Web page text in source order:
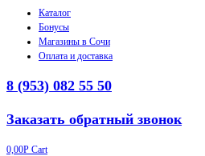
Каталог
Бонусы
Магазины в Сочи
Оплата и доставка
8 (953) 082 55 50
Заказать обратный звонок
0,00Р Cart